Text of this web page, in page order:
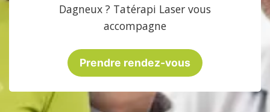
Dagneux ? Tatérapi Laser vous
accompagne
Prendre rendez-vous